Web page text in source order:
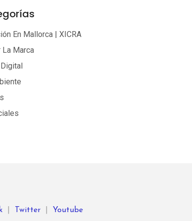
En Mallorca | XICRA
La Marca
Twitter Youtube